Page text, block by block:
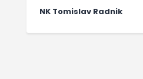
NK Tomislav Radnik